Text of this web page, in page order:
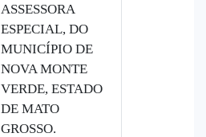
ASSESSORA
ESPECIAL, DO
MUNICÍPIO DE
NOVA MONTE
VERDE, ESTADO
DE MATO
GROSSO.